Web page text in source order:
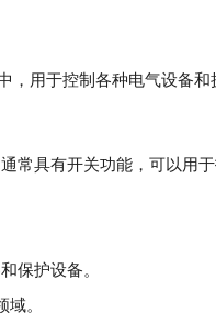
，用于控制各种电气设备
具有开关功能，可以用于
保护设备。
。